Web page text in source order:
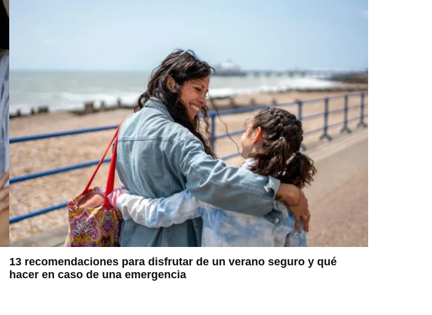
13 recomendaciones para disfrutar de un verano seguro y qué
hacer en caso de una emergencia